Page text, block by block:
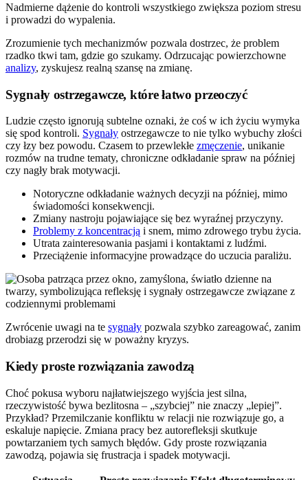
Nadmierne dążenie do kontroli wszystkiego zwiększa poziom stresu
i prowadzi do wypalenia.
Zrozumienie tych mechanizmów pozwala dostrzec, że problem
rzadko tkwi tam, gdzie go szukamy. Odrzucając powierzchowne
analizy, zyskujesz realną szansę na zmianę.
Sygnały ostrzegawcze, które łatwo przeoczyć
Ludzie często ignorują subtelne oznaki, że coś w ich życiu wymyka
się spod kontroli. Sygnały ostrzegawcze to nie tylko wybuchy złości
czy łzy bez powodu. Czasem to przewlekłe zmęczenie, unikanie
rozmów na trudne tematy, chroniczne odkładanie spraw na później
czy nagły brak motywacji.
Notoryczne odkładanie ważnych decyzji na później, mimo
świadomości konsekwencji.
Zmiany nastroju pojawiające się bez wyraźnej przyczyny.
Problemy z koncentracją i snem, mimo zdrowego trybu życia.
Utrata zainteresowania pasjami i kontaktami z ludźmi.
Przeciążenie informacyjne prowadzące do uczucia paraliżu.
Zwrócenie uwagi na te sygnały pozwala szybko zareagować, zanim
drobiazg przerodzi się w poważny kryzys.
Kiedy proste rozwiązania zawodzą
Choć pokusa wyboru najłatwiejszego wyjścia jest silna,
rzeczywistość bywa bezlitosna – „szybciej” nie znaczy „lepiej”.
Przykład? Przemilczanie konfliktu w relacji nie rozwiązuje go, a
eskaluje napięcie. Zmiana pracy bez autorefleksji skutkuje
powtarzaniem tych samych błędów. Gdy proste rozwiązania
zawodzą, pojawia się frustracja i spadek motywacji.